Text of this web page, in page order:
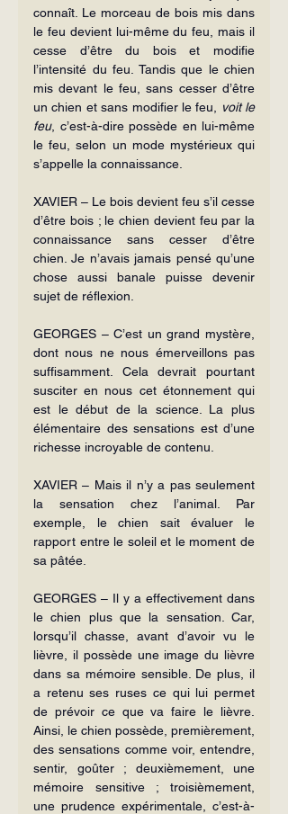
connaît. Le morceau de bois mis dans
le feu devient lui-même du feu, mais il
cesse d’être du bois et modifie
l’intensité du feu. Tandis que le chien
mis devant le feu, sans cesser d’être
un chien et sans modifier le feu,
voit le
feu, c’est-à-dire possède en lui-même
le feu, selon un mode mystérieux qui
s’appelle la connaissance.
XAVIER – Le bois devient feu s’il cesse
d’être bois ; le chien devient feu par la
connaissance sans cesser d’être
chien. Je n’avais jamais pensé qu’une
chose aussi banale puisse devenir
sujet de réflexion.
GEORGES – C’est un grand mystère,
dont nous ne nous émerveillons pas
suffisamment. Cela devrait pourtant
susciter en nous cet étonnement qui
est le début de la science. La plus
élémentaire des sensations est d’une
richesse incroyable de contenu.
XAVIER – Mais il n’y a pas seulement
la sensation chez l’animal. Par
exemple, le chien sait évaluer le
rapport entre le soleil et le moment de
sa pâtée.
GEORGES – Il y a effectivement dans
le chien plus que la sensation. Car,
lorsqu’il chasse, avant d’avoir vu le
lièvre, il possède une image du lièvre
dans sa mémoire sensible. De plus, il
a retenu ses ruses ce qui lui permet
de prévoir ce que va faire le lièvre.
Ainsi, le chien possède, premièrement,
des sensations comme voir, entendre,
sentir, goûter ; deuxièmement, une
mémoire sensitive ; troisièmement,
une prudence expérimentale, c’est-à-